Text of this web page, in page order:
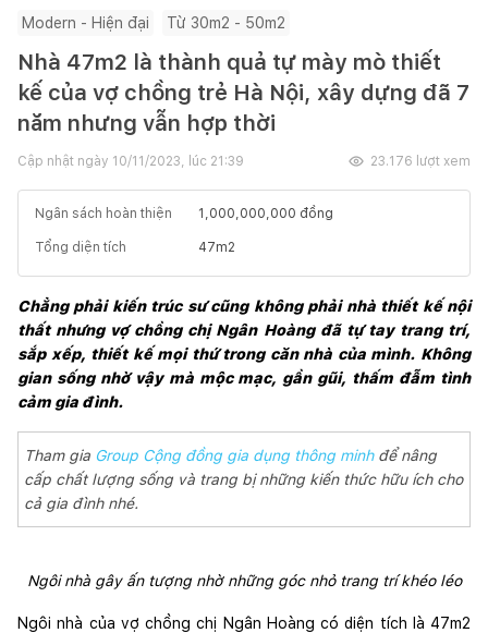
Modern - Hiện đại Từ 30m2 - 50m2
Nhà 47m2 là thành quả tự mày mò thiết
kế của vợ chồng trẻ Hà Nội, xây dựng đã 7
năm nhưng vẫn hợp thời
Cập nhật ngày 10/11/2023, lúc 21:39 23.176 lượt xem
Ngân sách hoàn thiện 1,000,000,000 đồng
Tổng diện tích 47m2
Chẳng phải kiến trúc sư cũng không phải nhà thiết kế nội
thất nhưng vợ chồng chị Ngân Hoàng đã tự tay trang trí,
sắp xếp, thiết kế mọi thứ trong căn nhà của mình. Không
gian sống nhờ vậy mà mộc mạc, gần gũi, thấm đẫm tình
cảm gia đình.
Tham gia Group Cộng đồng gia dụng thông minhđể nâng
cấp chất lượng sống và trang bị những kiến thức hữu ích cho
cả gia đình nhé.
Ngôi nhà gây ấn tượng nhờ những góc nhỏ trang trí khéo léo
Ngôi nhà của vợ chồng chị Ngân Hoàng có diện tích là 47m2